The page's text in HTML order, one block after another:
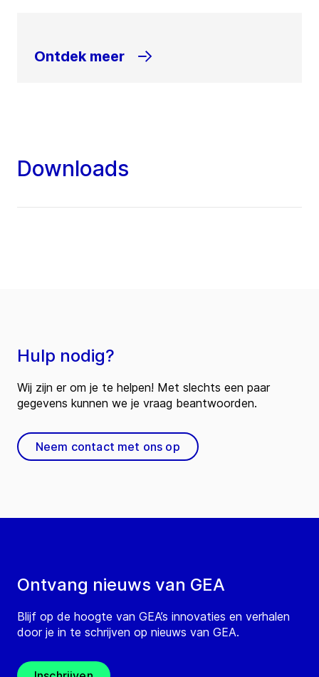
Ontdek meer
Downloads
Ontvang nieuws van GEA
Blijf op de hoogte van GEA’s innovaties en verhalen
door je in te schrijven op nieuws van GEA.
Hulp nodig?
Wij zijn er om je te helpen! Met slechts een paar
gegevens kunnen we je vraag beantwoorden.
Neem contact met ons op